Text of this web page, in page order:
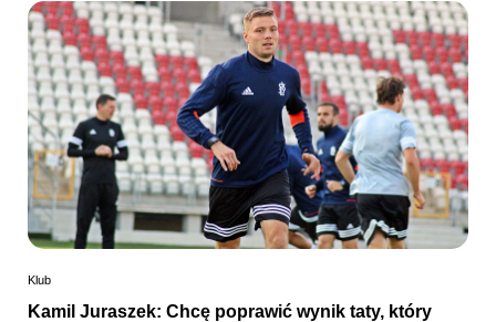
Klub
Kamil Juraszek: Chcę poprawić wynik taty, który